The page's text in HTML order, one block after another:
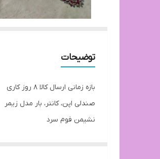
توضیحات
بازه زمانی ارسال کالا 8 روز کاری
صندلی اپن، کانتر، بار مدل زیمر
نشیمن فوم سرد